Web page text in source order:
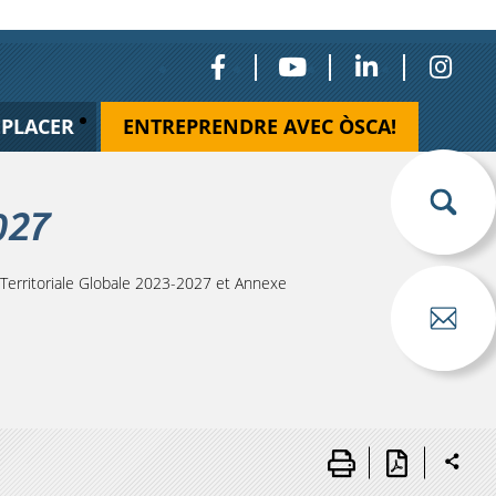
ENTREPRENDRE AVEC ÒSCA!
Globale 2023-2027 et Annexe